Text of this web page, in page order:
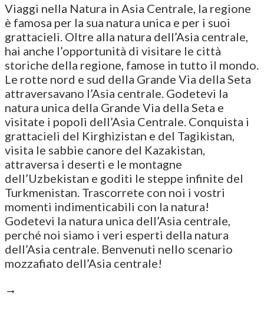
Viaggi nella Natura in Asia Centrale, la regione
è famosa per la sua natura unica e per i suoi
grattacieli. Oltre alla natura dell’Asia centrale,
hai anche l’opportunità di visitare le città
storiche della regione, famose in tutto il mondo.
Le rotte nord e sud della Grande Via della Seta
attraversavano l’Asia centrale. Godetevi la
natura unica della Grande Via della Seta e
visitate i popoli dell’Asia Centrale. Conquista i
grattacieli del Kirghizistan e del Tagikistan,
visita le sabbie canore del Kazakistan,
attraversa i deserti e le montagne
dell’Uzbekistan e goditi le steppe infinite del
Turkmenistan. Trascorrete con noi i vostri
momenti indimenticabili con la natura!
Godetevi la natura unica dell’Asia centrale,
perché noi siamo i veri esperti della natura
dell’Asia centrale. Benvenuti nello scenario
mozzafiato dell’Asia centrale!
→